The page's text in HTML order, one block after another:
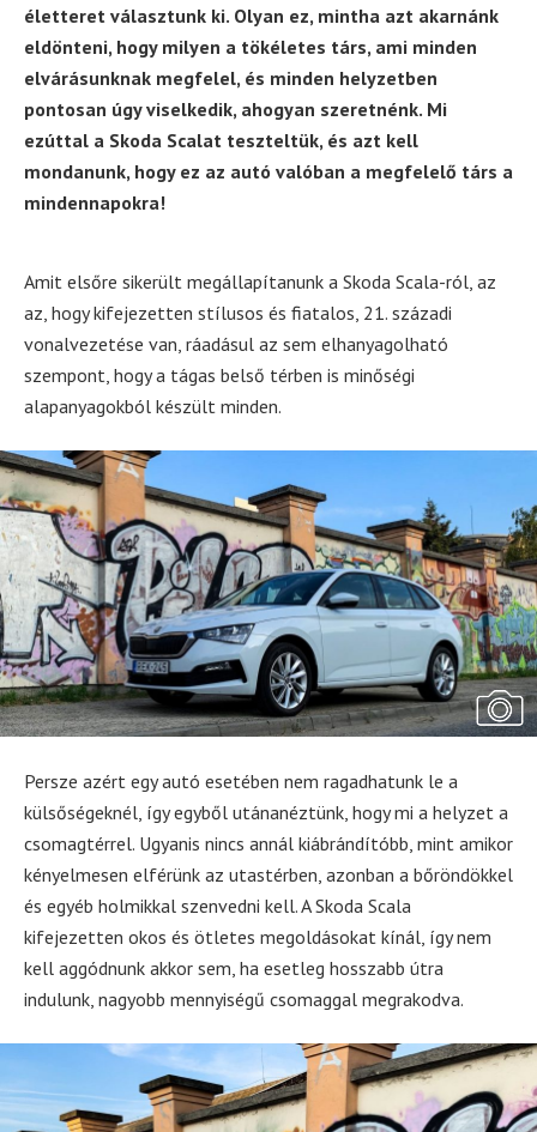
életteret választunk ki. Olyan ez, mintha azt akarnánk
eldönteni, hogy milyen a tökéletes társ, ami minden
elvárásunknak megfelel, és minden helyzetben
pontosan úgy viselkedik, ahogyan szeretnénk. Mi
ezúttal a Skoda Scalat teszteltük, és azt kell
mondanunk, hogy ez az autó valóban a megfelelő társ a
mindennapokra!
Amit elsőre sikerült megállapítanunk a Skoda Scala-ról, az
az, hogy kifejezetten stílusos és fiatalos, 21. századi
vonalvezetése van, ráadásul az sem elhanyagolható
szempont, hogy a tágas belső térben is minőségi
alapanyagokból készült minden.
Persze azért egy autó esetében nem ragadhatunk le a
külsőségeknél, így egyből utánanéztünk, hogy mi a helyzet a
csomagtérrel. Ugyanis nincs annál kiábrándítóbb, mint amikor
kényelmesen elférünk az utastérben, azonban a bőröndökkel
és egyéb holmikkal szenvedni kell. A Skoda Scala
kifejezetten okos és ötletes megoldásokat kínál, így nem
kell aggódnunk akkor sem, ha esetleg hosszabb útra
indulunk, nagyobb mennyiségű csomaggal megrakodva.